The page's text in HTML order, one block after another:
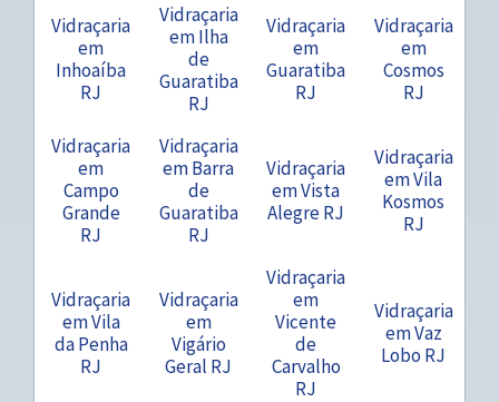
Vidraçaria
em
Inhoaíba
RJ
Vidraçaria
em Ilha
de
Guaratiba
RJ
Vidraçaria
em
Guaratiba
RJ
Vidraçaria
em
Cosmos
RJ
Vidraçaria
em
Campo
Grande
RJ
Vidraçaria
em Barra
de
Guaratiba
RJ
Vidraçaria
em Vista
Alegre RJ
Vidraçaria
em Vila
Kosmos
RJ
Vidraçaria
em Vila
da Penha
RJ
Vidraçaria
em
Vigário
Geral RJ
Vidraçaria
em
Vicente
de
Carvalho
RJ
Vidraçaria
em Vaz
Lobo RJ